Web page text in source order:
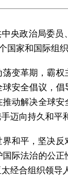
央政治局委
国家和国际组
变革期，霸
安全倡议，
动解决全球
迈向持久和平
和平，坚决
际法治的公
经合组织领